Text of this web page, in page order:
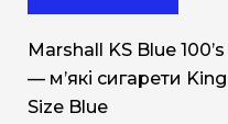
Marshall KS Blue 100’s
— м’які сигарети King
Size Blue